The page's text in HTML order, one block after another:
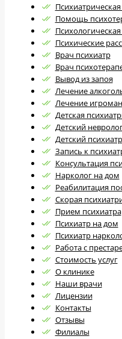
Помощь
Психические
Врач психиатр
Врач
Вывод из запоя
Лечение
Лечение
Детская
Детский
Детский психиатр
Запись к
Консультация
Нарколог на дом
Реабилитация
Скорая
Прием психиатра
Психиатр на дом
Психиатр
Работа с
Стоимость услуг
О клинике
Наши врачи
Лицензии
Контакты
Отзывы
Филиалы